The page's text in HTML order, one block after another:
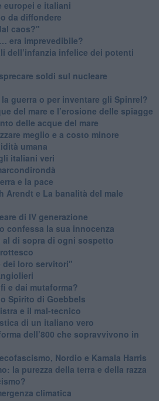
europei e italiani
da diffondere
caos?"
era imprevedibile?
dell’infanzia infelice dei potenti
soldi sul nucleare
guerra o per inventare gli Spinrel?
del mare e l’erosione delle spiagge
delle acque del mare
meglio e a costo minore
umana
italiani veri
e la pace
Arendt e La banalità del male
di IV generazione
confessa la sua innocenza
di sopra di ogni sospetto
dei loro servitori"
e dai mutaforma?
Spirito di Goebbels
e il mal-tecnico
di un italiano vero
dell’800 che sopravvivono in
Nordio e Kamala Harris
la purezza della terra e della razza
climatica